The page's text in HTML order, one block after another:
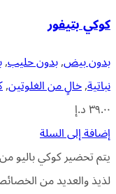
كوكي بتيفور
بدون بيض,بدون حليب,
نباتية,خالٍ من الغلوتين,
٣٩.٠٠د.إ
إضافة إلى السلة
يتم تحضير كوكي باليو
لذيذ والعديد من